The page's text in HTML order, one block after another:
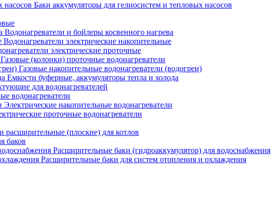
Баки аккумуляторы для гелиосистем и тепловых насосов
Водонагреватели и бойлеры косвенного нагрева
Водонагреватели электрические накопительные
электрические проточные
Газовые (колонки) проточные водонагреватели
Газовые накопительные водонагреватели (водогреи)
Емкости буферные, аккумуляторы тепла и холода
для водонагревателей
водонагреватели
Электрические накопительные водонагреватели
проточные водонагреватели
расширительные (плоские) для котлов
баков
Расширительные баки (гидроаккумулятор) для водоснабжения
Расширительные баки для систем отопления и охлаждения